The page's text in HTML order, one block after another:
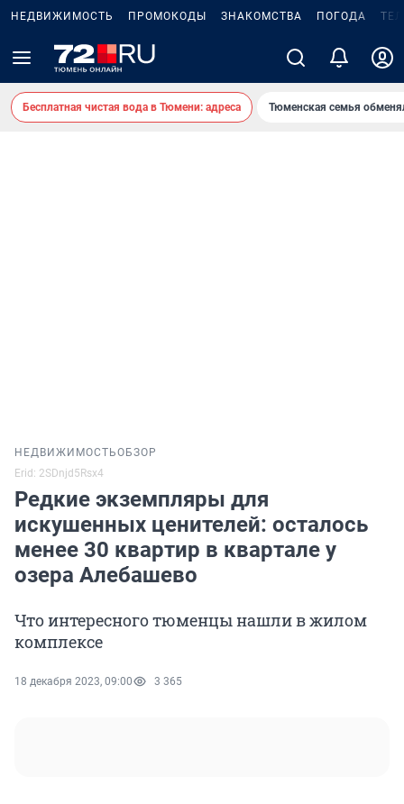
НЕДВИЖИМОСТЬ ПРОМОКОДЫ ЗНАКОМСТВА ПОГОДА
Бесплатная чистая вода в Тюмени: адреса Тюменская семья
НЕДВИЖИМОСТЬОБЗОР
Erid: 2SDnjd5Rsx4
Редкие экземпляры для
искушенных ценителей: осталось
менее 30 квартир в квартале у
озера Алебашево
Что интересного тюменцы нашли в жилом
комплексе
18 декабря 2023, 09:00 3 365